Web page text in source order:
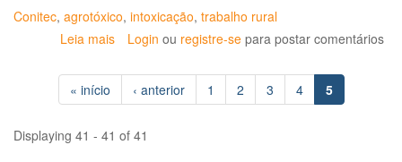
Conitec, agrotóxico, intoxicação, trabalho rural
Leia mais sobre
pública
sobre
as
Diretrizes
Diagnósticas
Login ou registre-se para postar comentários
« início ‹ anterior 1 2 3 4 5
Displaying 41 - 41 of 41